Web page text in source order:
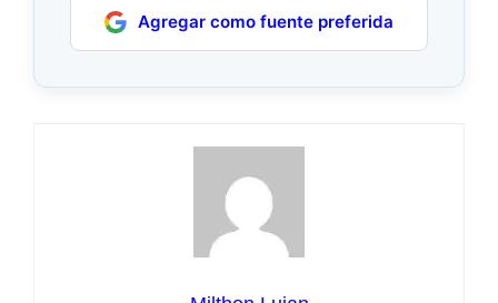
Agregar como fuente preferida